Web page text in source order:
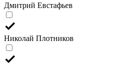
Дмитрий Евстафьев
Николай Плотников